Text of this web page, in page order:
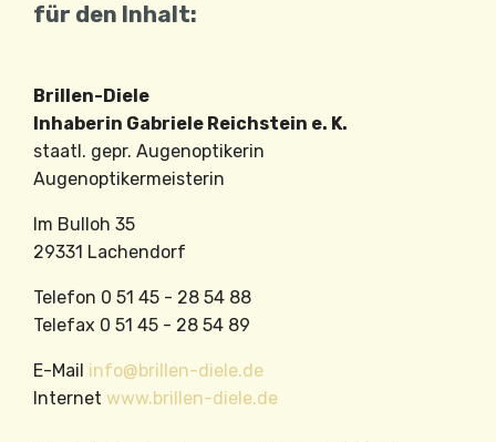
für den Inhalt:
Brillen-Diele
Inhaberin Gabriele Reichstein e. K.
staatl. gepr. Augenoptikerin
Augenoptikermeisterin
Im Bulloh 35
29331 Lachendorf
Telefon 0 51 45 - 28 54 88
Telefax 0 51 45 - 28 54 89
E-Mail info@brillen-diele.de
Internet www.brillen-diele.de